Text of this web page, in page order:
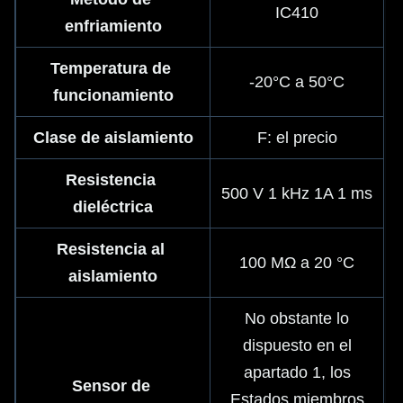
enfriamiento
IC410
Temperatura de
funcionamiento
-20°C a 50°C
Clase de aislamiento F: el precio
Resistencia
dieléctrica
500 V 1 kHz 1A 1 ms
Resistencia al
aislamiento
100 MΩ a 20 °C
Sensor de
No obstante lo
dispuesto en el
apartado 1, los
Estados miembros